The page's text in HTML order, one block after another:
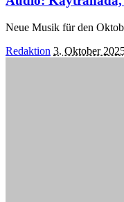
Neue Musik für den
Posted
Redaktion 3. Oktober